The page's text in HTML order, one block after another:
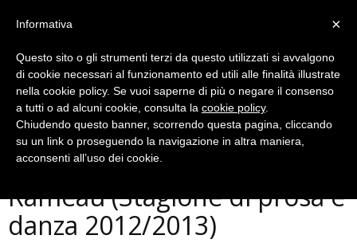
Eventi Archiviati
TEATRO – Il nipote di
Rameau (Stagione di prosa e
danza 2012/2013)
×
Informativa
Questo sito o gli strumenti terzi da questo utilizzati si avvalgono
di cookie necessari al funzionamento ed utili alle finalità illustrate
nella cookie policy. Se vuoi saperne di più o negare il consenso
a tutti o ad alcuni cookie, consulta la cookie policy.
Chiudendo questo banner, scorrendo questa pagina, cliccando
su un link o proseguendo la navigazione in altra maniera,
acconsenti all’uso dei cookie.